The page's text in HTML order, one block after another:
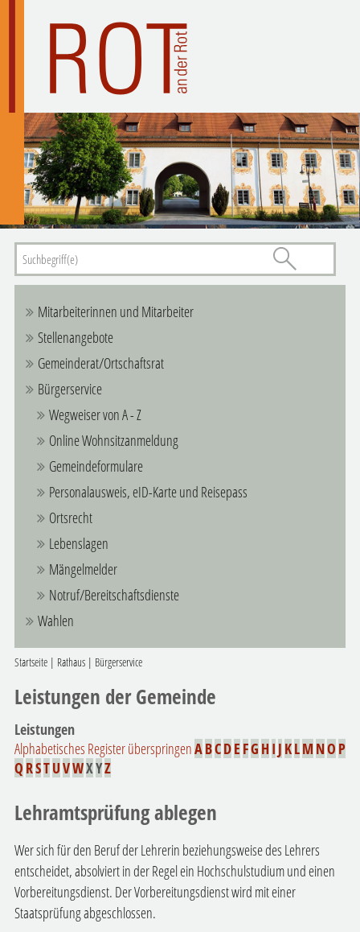
Mitarbeiterinnen und Mitarbeiter
Stellenangebote
Gemeinderat/Ortschaftsrat
Bürgerservice
Wegweiser von A - Z
Online Wohnsitzanmeldung
Gemeindeformulare
Personalausweis, eID-Karte und Reisepass
Ortsrecht
Lebenslagen
Mängelmelder
Notruf/Bereitschaftsdienste
Wahlen
Startseite| Rathaus| Bürgerservice
Leistungen der Gemeinde
Leistungen
Alphabetisches Register überspringenABCDE FG H I J KLM NO P
Q RSTUVWXYZ
Lehramtsprüfung ablegen
Wer sich für den Beruf der Lehrerin beziehungsweise des Lehrers
entscheidet, absolviert in der Regel ein Hochschulstudium und einen
Vorbereitungsdienst. Der Vorbereitungsdienst wird mit einer
Staatsprüfung abgeschlossen.